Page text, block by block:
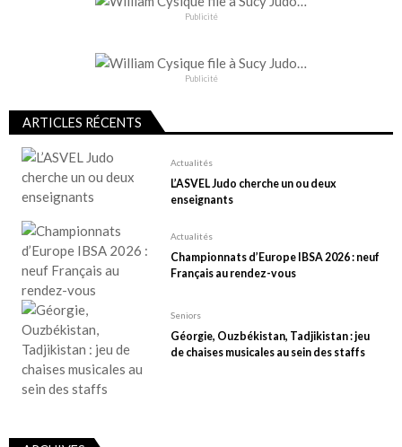
Publicité
Publicité
ARTICLES RÉCENTS
Actualités
L’ASVEL Judo cherche un ou deux
enseignants
Actualités
Championnats d’Europe IBSA 2026 : neuf
Français au rendez-vous
Seniors
Géorgie, Ouzbékistan, Tadjikistan : jeu
de chaises musicales au sein des staffs